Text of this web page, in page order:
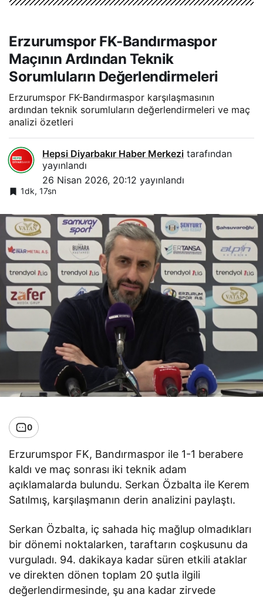
Erzurumspor FK-Bandırmaspor
Maçının Ardından Teknik
Sorumluların Değerlendirmeleri
Erzurumspor FK-Bandırmaspor karşılaşmasının
ardından teknik sorumluların değerlendirmeleri ve maç
analizi özetleri
Hepsi Diyarbakır Haber Merkezi tarafından
yayınlandı
26 Nisan 2026, 20:12 yayınlandı
1dk, 17sn
0
Erzurumspor FK, Bandırmaspor ile 1-1 berabere
kaldı ve maç sonrası iki teknik adam
açıklamalarda bulundu. Serkan Özbalta ile Kerem
Satılmış, karşılaşmanın derin analizini paylaştı.
Serkan Özbalta, iç sahada hiç mağlup olmadıkları
bir dönemi noktalarken, taraftarın coşkusunu da
vurguladı. 94. dakikaya kadar süren etkili ataklar
ve direkten dönen toplam 20 şutla ilgili
değerlendirmesinde, şu ana kadar zirvede